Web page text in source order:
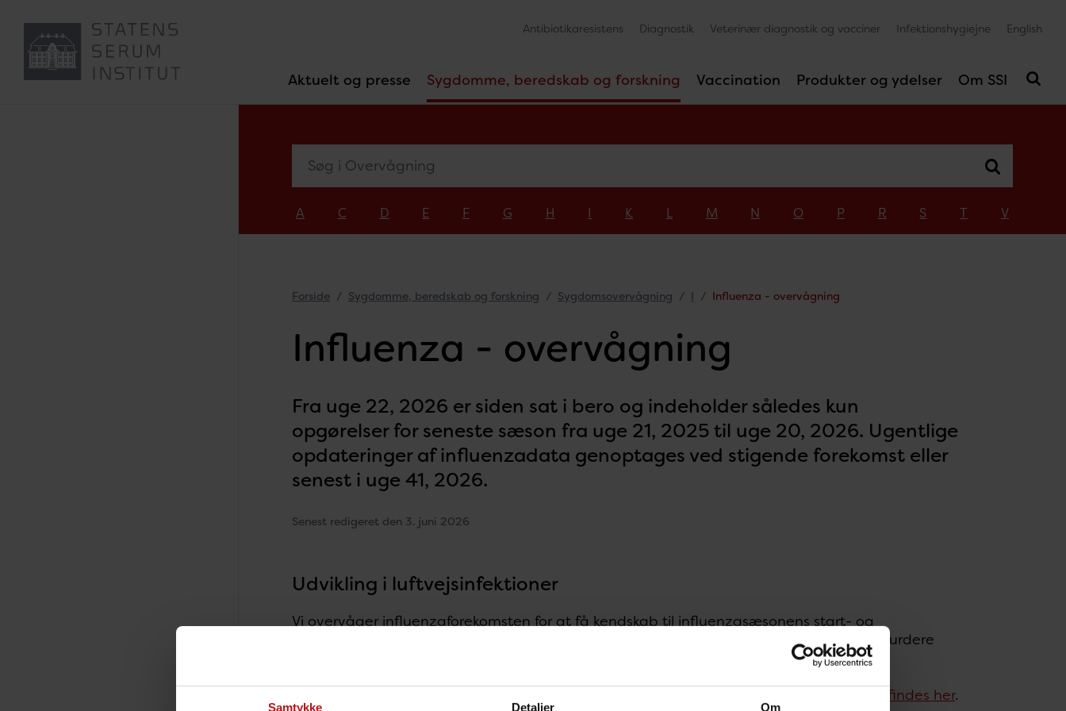
Samtykke Detaljer Om
Aktuelt og presse Sygdomme, beredskab og forskning Vaccination Produkter og ydelser Om SSI
Antibiotikaresistens Diagnostik Veterinær diagnostik og vacciner Infektionshygiejne English
A C D E F G H I K L M N O P R S T V
Forside Sygdomme, beredskab og forskning Sygdomsovervågning I Influenza - overvågning
Influenza - overvågning
Fra uge 22, 2026 er siden sat i bero og indeholder således kun
opgørelser for seneste sæson fra uge 21, 2025 til uge 20, 2026. Ugentlige
opdateringer af influenzadata genoptages ved stigende forekomst eller
senest i uge 41, 2026.
Senest redigeret den 3. juni 2026
Udvikling i luftvejsinfektioner
Vi overvåger influenzaforekomsten for at få kendskab til influenzasæsonens start- og
sluttidspunkt, at isolere og karakterisere de cirkulerende influenzavirus i befolkningen, vurdere
dashboards findes her.